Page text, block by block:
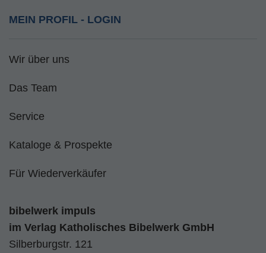
MEIN PROFIL - LOGIN
Wir über uns
Das Team
Service
Kataloge & Prospekte
Für Wiederverkäufer
bibelwerk impuls
im Verlag Katholisches Bibelwerk GmbH
Silberburgstr. 121